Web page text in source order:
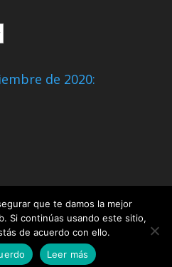
de 2020:
—Aviso legal
privada
que te damos la mejor
Si continúas usando este sitio,
de acuerdo con ello.
Leer más